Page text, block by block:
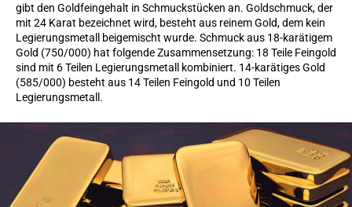
gibt den Goldfeingehalt in Schmuckstücken an. Goldschmuck, der
mit 24 Karat bezeichnet wird, besteht aus reinem Gold, dem kein
Legierungsmetall beigemischt wurde. Schmuck aus 18-karätigem
Gold (750/000) hat folgende Zusammensetzung: 18 Teile Feingold
sind mit 6 Teilen Legierungsmetall kombiniert. 14-karätiges Gold
(585/000) besteht aus 14 Teilen Feingold und 10 Teilen
Legierungsmetall.